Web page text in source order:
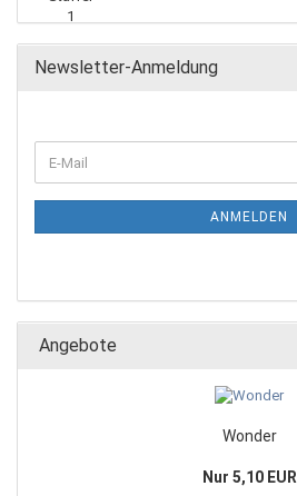
Newsletter-Anmeldung
ANMELDEN
Angebote
Wonder
Nur 5,10 EUR